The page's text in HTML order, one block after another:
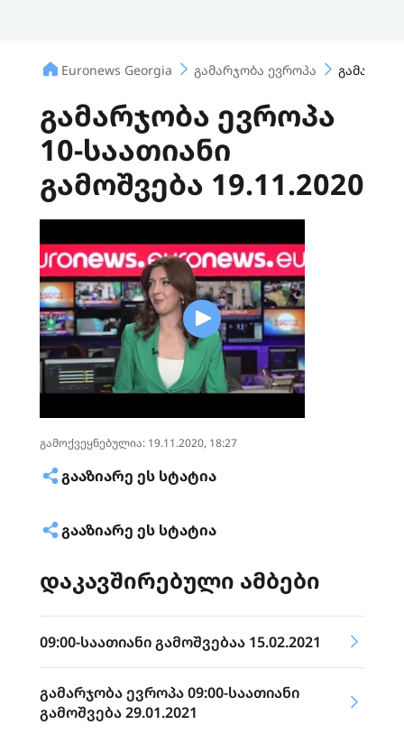
Euronews Georgia გამარჯობა ევროპა
გამარჯობა ევროპა
10-საათიანი
გამოშვება 19.11.2020
გამოქვეყნებულია: 19.11.2020, 18:27
ᲒᲐᲐᲖᲘᲐᲠᲔ ᲔᲡ ᲡᲢᲐᲢᲘᲐ
ᲒᲐᲐᲖᲘᲐᲠᲔ ᲔᲡ ᲡᲢᲐᲢᲘᲐ
დაკავშირებული ამბები
09:00-საათიანი გამოშვებაა 15.02.2021
გამარჯობა ევროპა 09:00-საათიანი
გამოშვება 29.01.2021